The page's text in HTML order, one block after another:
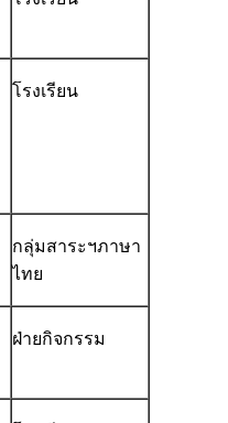
โรงเรียน
กลุ่มสาระฯภาษา
ไทย
ฝ่ายกิจกรรม